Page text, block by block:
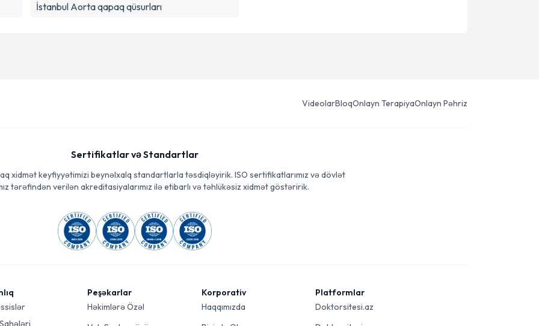
İstanbul Aorta qapaq qüsurları
VideolarBloqOnlayn TerapiyaOnlayn Pəhriz
Sertifikatlar və Standartlar
xidmət keyfiyyətimizi beynəlxalq standartlarla təsdiqləyirik. ISO sertifikatlarımız və dövlət
tərəfindən verilən akreditasiyalarımız ilə etibarlı və təhlükəsiz xidmət göstəririk.
Peşəkarlar
Həkimlərə Özəl
Korporativ
Haqqımızda
Platformlar
Doktorsitesi.az